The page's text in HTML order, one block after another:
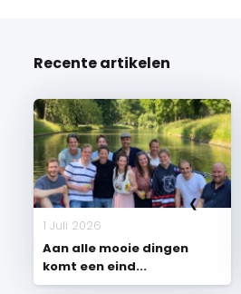
Recente artikelen
1 Juli 2026
Aan alle mooie dingen
komt een eind...